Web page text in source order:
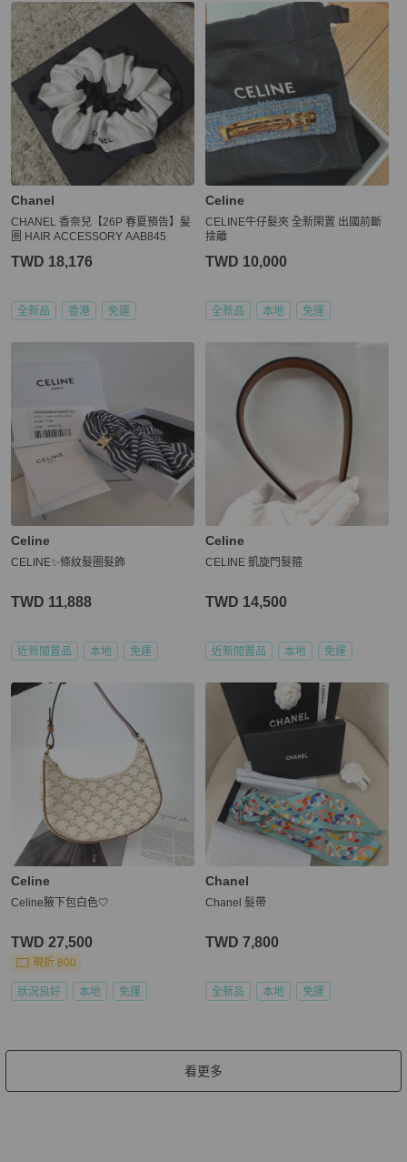
Chanel
CHANEL 香奈兒【26P 春夏預告】髪
圈 HAIR ACCESSORY AAB845
TWD 18,176
全新品 香港 免運
Celine
CELINE牛仔髮夾 全新閑置 出國前斷
捨離
TWD 10,000
全新品 本地 免運
Celine
CELINE✨條紋髮圈髮飾
TWD 11,888
近新閒置品 本地 免運
Celine
CELINE 凱旋門髮箍
TWD 14,500
近新閒置品 本地 免運
Celine
Celine腋下包白色🤍
TWD 27,500
現折 800
狀況良好 本地 免運
Chanel
Chanel 髮帶
TWD 7,800
全新品 本地 免運
看更多